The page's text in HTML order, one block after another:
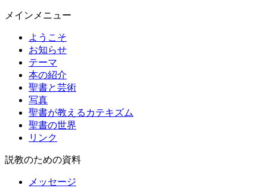
メインメニュー
ようこそ
お知らせ
テーマ
本の紹介
聖書と芸術
写真
聖書が教えるカテキズム
聖書の世界
リンク
説教のための資料
メッセージ